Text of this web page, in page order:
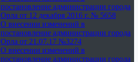
постановление администрации города
Орла от 12 декабря 2016 г. № 5658
О внесении изменений в
постановление администрации города
Орла от 21.07.17 №3274
О внесении изменений в
постановление администрации города